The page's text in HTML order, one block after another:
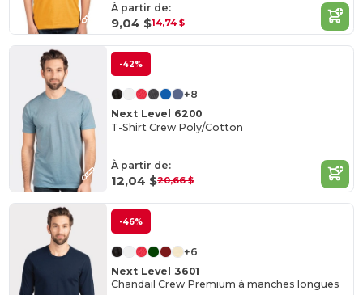
À partir de:
9,04 $14,74 $
-42%
+8
Next Level 6200
T-Shirt Crew Poly/Cotton
À partir de:
12,04 $20,66 $
-46%
+6
Next Level 3601
Chandail Crew Premium à manches longues